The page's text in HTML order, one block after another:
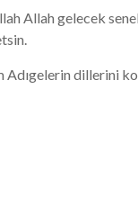
Allah gelecek
dillerini